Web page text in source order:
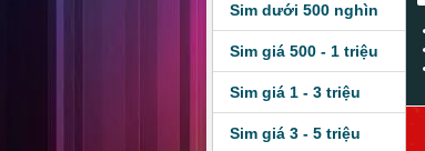
Sim dưới 500 nghìn
Sim giá 500 - 1 triệu
Sim giá 1 - 3 triệu
Sim giá 3 - 5 triệu